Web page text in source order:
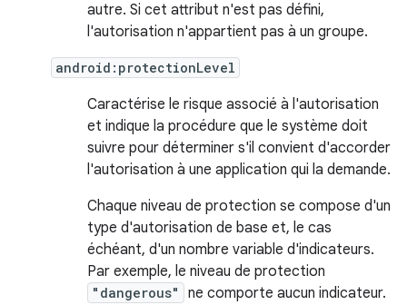
autre. Si cet attribut n'est pas défini,
l'autorisation n'appartient pas à un groupe.
android:protectionLevel
Caractérise le risque associé à l'autorisation
et indique la procédure que le système doit
suivre pour déterminer s'il convient d'accorder
l'autorisation à une application qui la demande.
Chaque niveau de protection se compose d'un
type d'autorisation de base et, le cas
échéant, d'un nombre variable d'indicateurs.
Par exemple, le niveau de protection
"dangerous"
ne comporte aucun indicateur.